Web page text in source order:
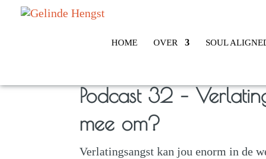
HOME OVER SOUL
Podcast 32 –
mee om?
Verlatingsangst kan jou enorm in de